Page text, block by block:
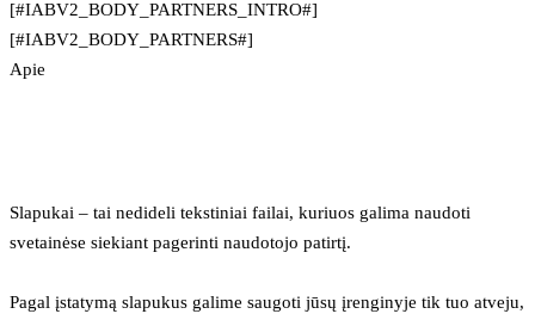
[#IABV2_BODY_PARTNERS_INTRO#]
[#IABV2_BODY_PARTNERS#]
Apie
Slapukai – tai nedideli tekstiniai failai, kuriuos galima naudoti
svetainėse siekiant pagerinti naudotojo patirtį.
Pagal įstatymą slapukus galime saugoti jūsų įrenginyje tik tuo atveju,